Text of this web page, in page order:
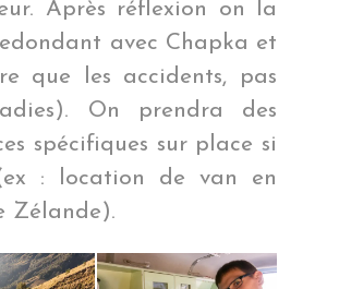
Après réflexion on la
avec Chapka et
que les accidents, pas
On prendra des
spécifiques sur place si
: location de van en
Zélande).